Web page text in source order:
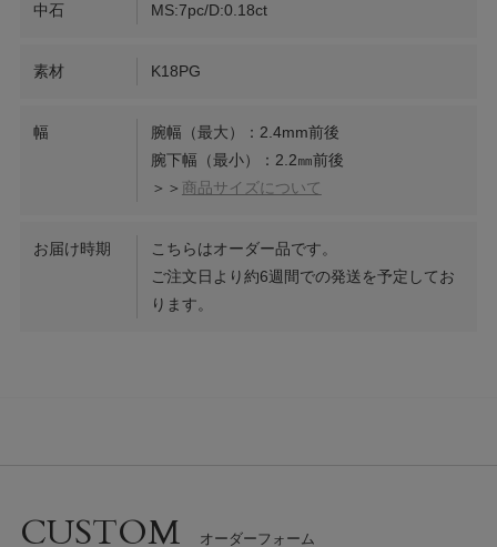
中石 MS:7pc/D:0.18ct
素材 K18PG
幅
腕幅（最大）：2.4mm前後
腕下幅（最小）：2.2㎜前後
＞＞ 商品サイズについて
お届け時期
こちらはオーダー品です。
ご注文日より約6週間での発送を予定してお
ります。
CUSTOM